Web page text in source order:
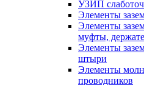
УЗИП
Элементы
Элементы
муфты,
Элементы
штыри
Элементы
проводников